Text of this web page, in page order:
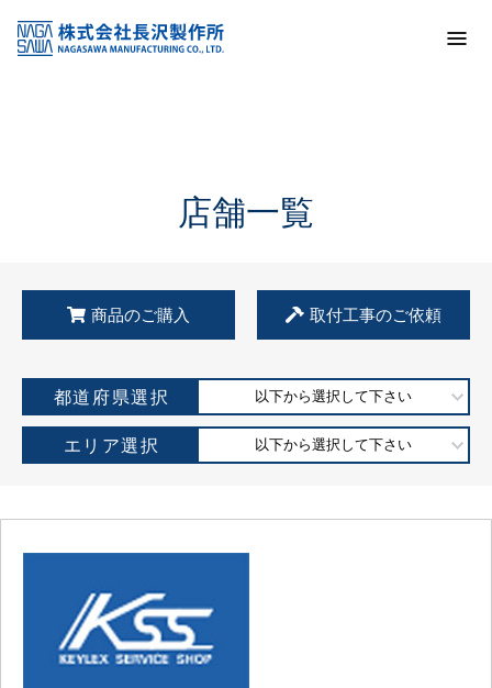
KSS加盟店・取扱店情報
店舗一覧
店舗一覧
商品のご購入 取付工事のご依頼
都道府県選択 以下から選択して下さい
エリア選択 以下から選択して下さい